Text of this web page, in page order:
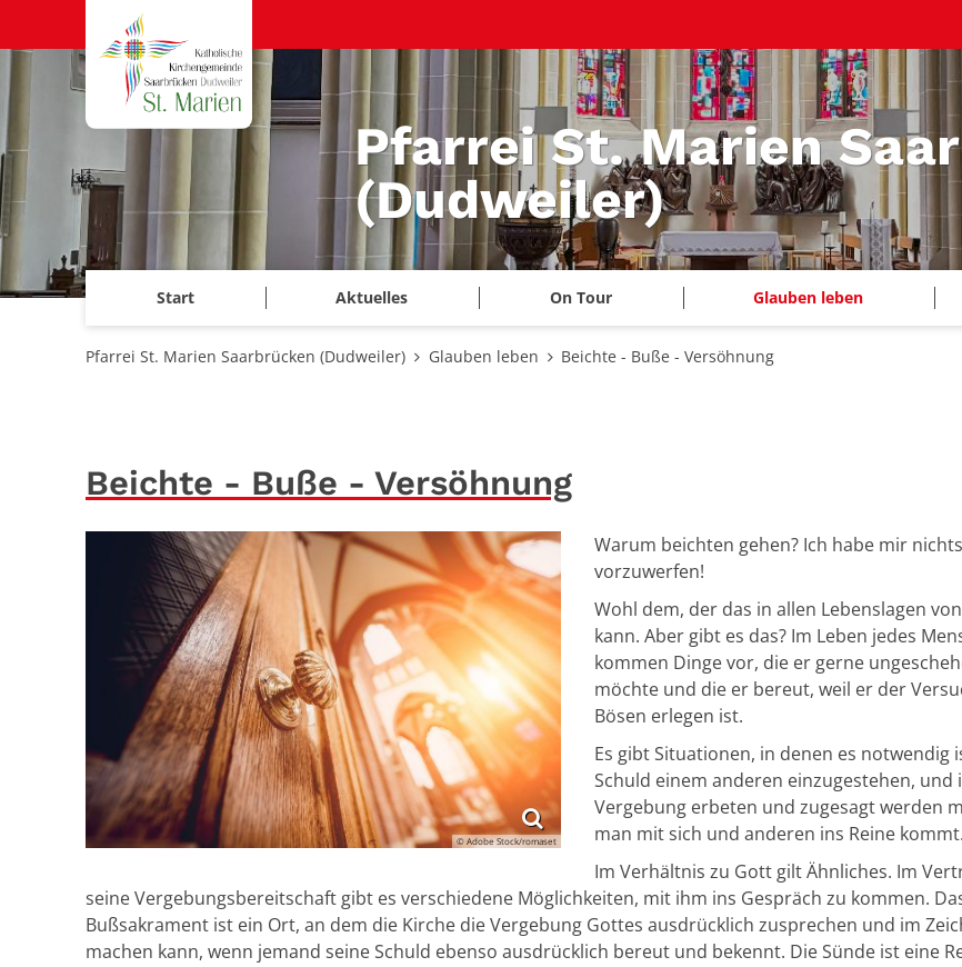
Zum Inhalt springen
Pfarrei St. Marien
(Dudweiler)
Start Aktuelles On Tour Glauben leben
Pfarrei St. Marien Saarbrücken (Dudweiler) Glauben leben Beichte - Buße - Versöhnung
Beichte - Buße - Versöhnung
© Adobe Stock/romaset
Warum beichten gehen? Ich habe mir nichts
vorzuwerfen!
Wohl dem, der das in allen Lebenslagen
kann. Aber gibt es das? Im Leben jedes
kommen Dinge vor, die er gerne
möchte und die er bereut, weil er der
Bösen erlegen ist.
Es gibt Situationen, in denen es notwendig
Schuld einem anderen einzugestehen, und
Vergebung erbeten und zugesagt werden
man mit sich und anderen ins Reine kommt.
Im Verhältnis zu Gott gilt Ähnliches. Im
seine Vergebungsbereitschaft gibt es verschiedene Möglichkeiten, mit ihm ins Gespräch zu kommen.
Bußsakrament ist ein Ort, an dem die Kirche die Vergebung Gottes ausdrücklich zusprechen und im
machen kann, wenn jemand seine Schuld ebenso ausdrücklich bereut und bekennt. Die Sünde ist eine